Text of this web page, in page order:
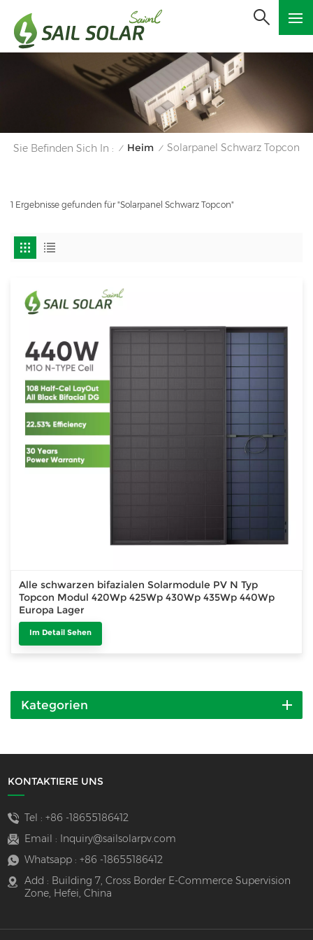
Sie Befinden Sich In : / Heim / Solarpanel Schwarz Topcon
1 Ergebnisse gefunden für "Solarpanel Schwarz Topcon"
Alle schwarzen bifazialen Solarmodule PV N Typ
Topcon Modul 420Wp 425Wp 430Wp 435Wp 440Wp
Europa Lager
Im Detail Sehen
Kategorien
KONTAKTIERE UNS
Tel : +86 -18655186412
Email :
Inquiry@sailsolarpv.com
Whatsapp : +86 -18655186412
Add : Building 7, Cross Border E-Commerce Supervision
Zone, Hefei, China